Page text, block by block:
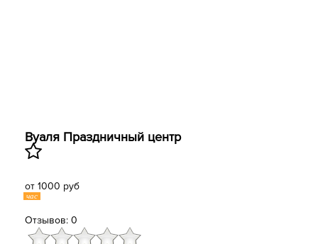
Вуаля Праздничный центр
от 1000 руб
час
Отзывов: 0